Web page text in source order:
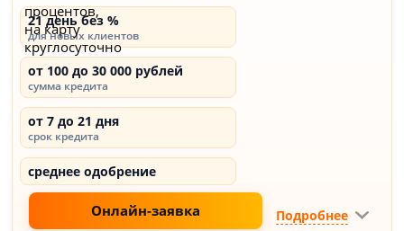
21 день без %
для новых клиентов
от 100 до 30 000 рублей
сумма кредита
от 7 до 21 дня
срок кредита
среднее одобрение
Онлайн-заявка Подробнее